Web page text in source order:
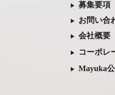
募集要項
お問い合
会社概要
コーポレ
Mayuka